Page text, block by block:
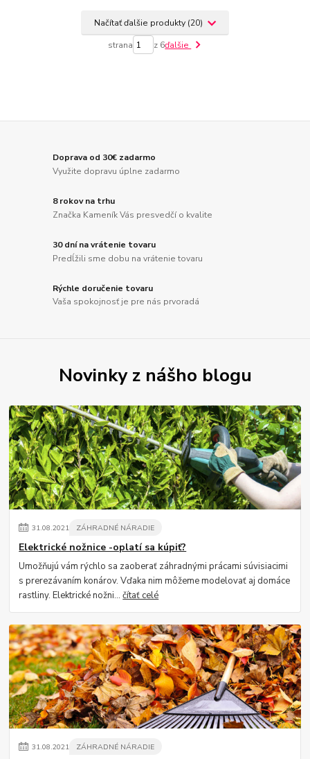
Načítať ďalšie produkty (20)
strana z 6ďalšie
Doprava od 30€ zadarmo
Využite dopravu úplne zadarmo
8 rokov na trhu
Značka Kameník Vás presvedčí o kvalite
30 dní na vrátenie tovaru
Predĺžili sme dobu na vrátenie tovaru
Rýchle doručenie tovaru
Vaša spokojnosť je pre nás prvoradá
Novinky z nášho blogu
31.08.2021 ZÁHRADNÉ NÁRADIE
Elektrické nožnice -oplatí sa kúpiť?
Umožňujú vám rýchlo sa zaoberať záhradnými prácami súvisiacimi
s prerezávaním konárov. Vďaka nim môžeme modelovať aj domáce
rastliny. Elektrické nožni...čítať celé
31.08.2021 ZÁHRADNÉ NÁRADIE